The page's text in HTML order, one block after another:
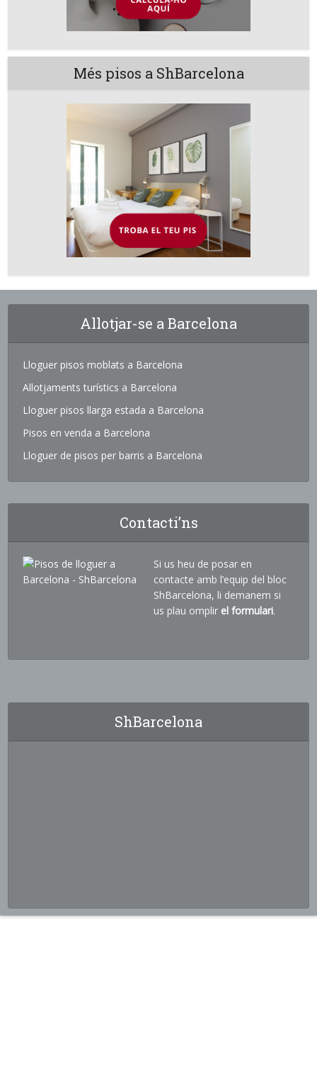
Més pisos a ShBarcelona
Allotjar-se a Barcelona
Lloguer pisos moblats a Barcelona
Allotjaments turístics a Barcelona
Lloguer pisos llarga estada a Barcelona
Pisos en venda a Barcelona
Lloguer de pisos per barris a Barcelona
Contacti’ns
Si us heu de posar en
contacte amb l’equip del bloc
ShBarcelona, li demanem si
us plau omplir el formulari.
ShBarcelona